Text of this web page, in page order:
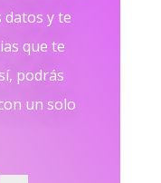
datos y te
que te
podrás
un solo